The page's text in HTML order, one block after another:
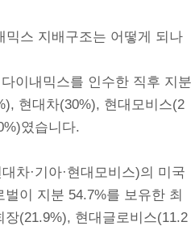
믹스 지배구조는 어떻게 되나
이내믹스를 인수한 직후 지분
현대차(30%), 현대모비스(2
였습니다.
차·기아·현대모비스)의 미국
이 지분 54.7%를 보유한 최
(21.9%), 현대글로비스(11.2